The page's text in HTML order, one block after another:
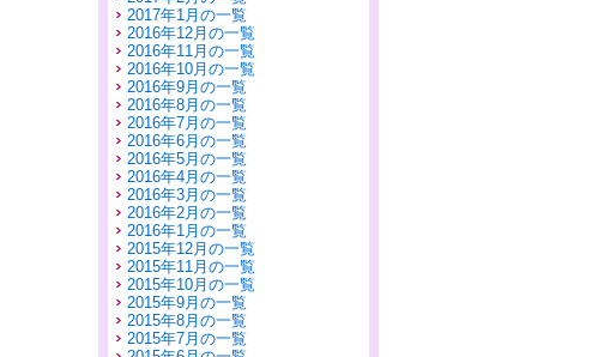
2017年1月の一覧
2016年12月の一覧
2016年11月の一覧
2016年10月の一覧
2016年9月の一覧
2016年8月の一覧
2016年7月の一覧
2016年6月の一覧
2016年5月の一覧
2016年4月の一覧
2016年3月の一覧
2016年2月の一覧
2016年1月の一覧
2015年12月の一覧
2015年11月の一覧
2015年10月の一覧
2015年9月の一覧
2015年8月の一覧
2015年7月の一覧